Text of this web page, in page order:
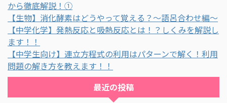
から徹底解説！①
【生物】消化酵素はどうやって覚える？～語呂合わせ編～
【中学化学】発熱反応と吸熱反応とは！？しくみを解説し
ます！！
【中学生向け】連立方程式の利用はパターンで解く！利用
問題の解き方を教えます！！
最近の投稿